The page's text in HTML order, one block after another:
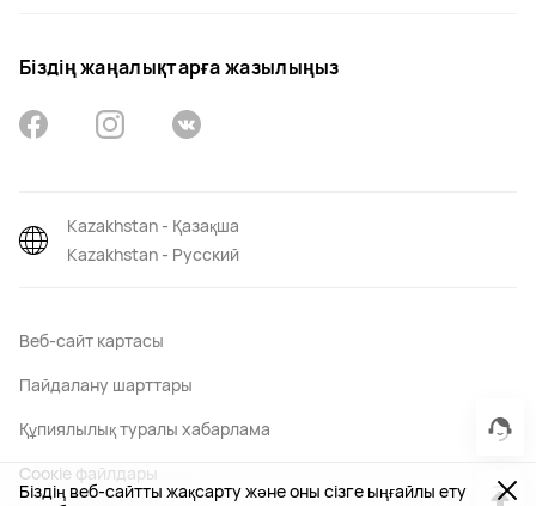
Біздің веб-сайтты жақсарту және оны сізге ыңғайлы ету
Біздің жаңалықтарға жазылыңыз
Веб-сайт картасы
Пайдалану шарттары
Құпиялылық туралы хабарлама
Соокіе файлдары
Kazakhstan - Қазақша
Kazakhstan - Русский